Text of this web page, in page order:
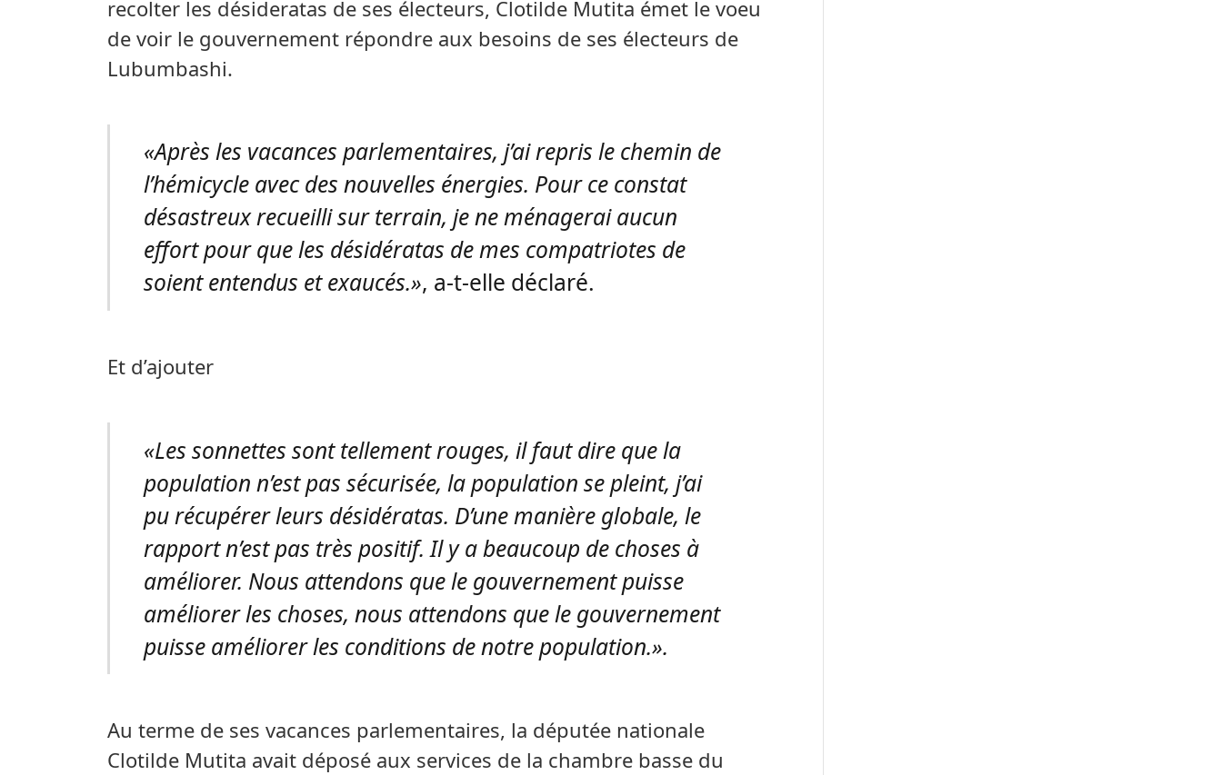
recolter les désideratas de ses électeurs, Clotilde Mutita émet le voeu
de voir le gouvernement répondre aux besoins de ses électeurs de
Lubumbashi.
«Après les vacances parlementaires, j’ai repris le chemin de
l’hémicycle avec des nouvelles énergies. Pour ce constat
désastreux recueilli sur terrain, je ne ménagerai aucun
effort pour que les désidératas de mes compatriotes de
soient entendus et exaucés.», a-t-elle déclaré.
Et d’ajouter
«Les sonnettes sont tellement rouges, il faut dire que la
population n’est pas sécurisée, la population se pleint, j’ai
pu récupérer leurs désidératas. D’une manière globale, le
rapport n’est pas très positif. Il y a beaucoup de choses à
améliorer. Nous attendons que le gouvernement puisse
améliorer les choses, nous attendons que le gouvernement
puisse améliorer les conditions de notre population.».
Au terme de ses vacances parlementaires, la députée nationale
Clotilde Mutita avait déposé aux services de la chambre basse du